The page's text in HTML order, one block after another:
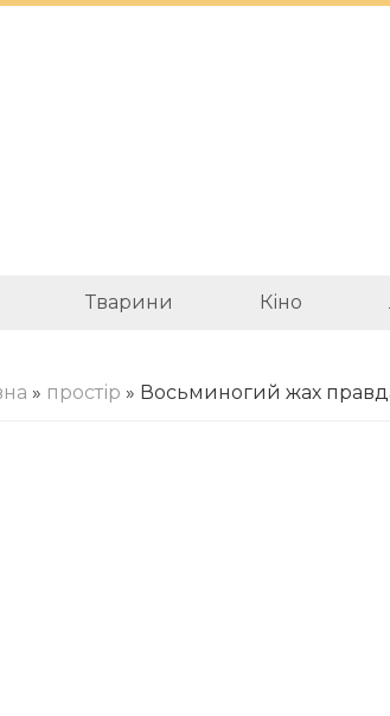
Тварини Кіно
» простір » Восьминогий жах